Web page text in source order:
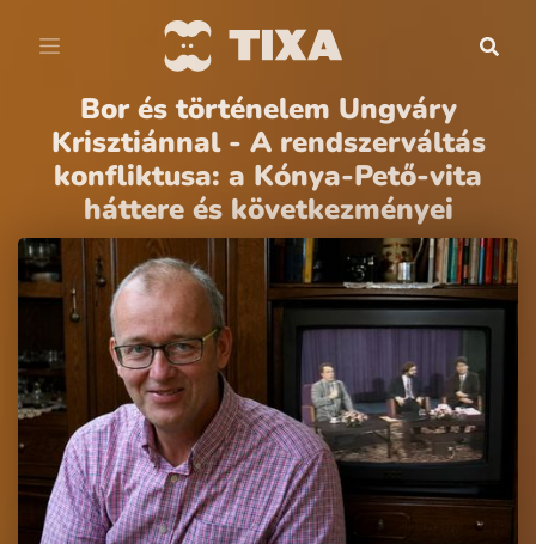
Bor és történelem Ungváry
Krisztiánnal - A rendszerváltás
konfliktusa: a Kónya-Pető-vita
háttere és következményei